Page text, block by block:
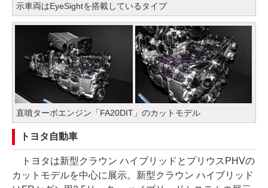
示車両はEyeSightを搭載しているタイプ
直噴ターボエンジン「FA20DIT」のカットモデル
トヨタ自動車
トヨタは新型クラウン ハイブリッドとプリウスPHVの
カットモデルを中心に展示。新型クラウン ハイブリッド